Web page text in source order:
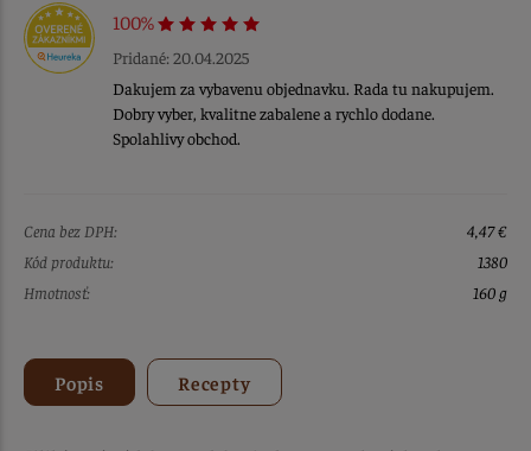
100%
Pridané: 20.04.2025
Dakujem za vybavenu objednavku. Rada tu nakupujem.
Dobry vyber, kvalitne zabalene a rychlo dodane.
Spolahlivy obchod.
Cena bez DPH:
4,47 €
Kód produktu:
1380
Hmotnosť:
160 g
Popis Recepty